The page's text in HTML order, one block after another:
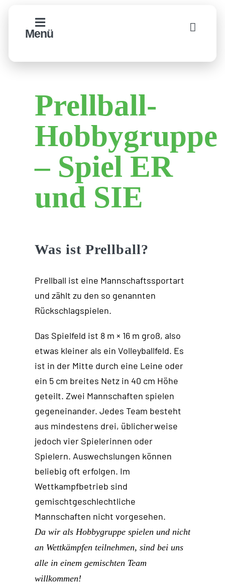
springenMenü
Prellball-
Hobbygruppe
– Spiel ER
und SIE
Was ist Prellball?
Prellball ist eine Mannschaftssportart
und zählt zu den so genannten
Rückschlagspielen.
Das Spielfeld ist 8 m × 16 m groß, also
etwas kleiner als ein Volleyballfeld. Es
ist in der Mitte durch eine Leine oder
ein 5 cm breites Netz in 40 cm Höhe
geteilt. Zwei Mannschaften spielen
gegeneinander. Jedes Team besteht
aus mindestens drei, üblicherweise
jedoch vier Spielerinnen oder
Spielern. Auswechslungen können
beliebig oft erfolgen. Im
Wettkampfbetrieb sind
gemischtgeschlechtliche
Mannschaften nicht vorgesehen.
Da wir als Hobbygruppe spielen und nicht
an Wettkämpfen teilnehmen, sind bei uns
alle in einem gemischten Team
willkommen!